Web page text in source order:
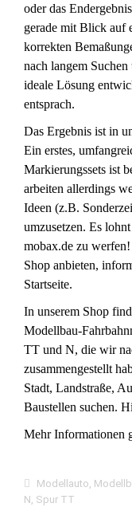
oder das
gerade mit Blick auf
korrekten
nach langem
ideale Lösung
entsprach.
Das Ergebnis ist in
Ein erstes,
Markierungssets ist
arbeiten allerdings
Ideen (z.B.
umzusetzen. Es
mobax.de zu
Shop anbieten,
Startseite.
In unserem Shop
Modellbau-
TT und N, die wir
zusammengestellt
Stadt, Landstraße,
Baustellen suchen.
Mehr Informationen
Modellauto,
N, Spur TT